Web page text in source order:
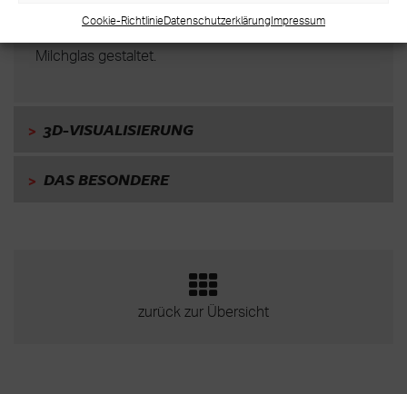
Cookie-RichtlinieDatenschutzerklärungImpressum
passenden Rahmen, der das Stufenmaterial
Milchglas gestaltet.
> 3D-VISUALISIERUNG
> DAS BESONDERE
zurück zur Übersicht